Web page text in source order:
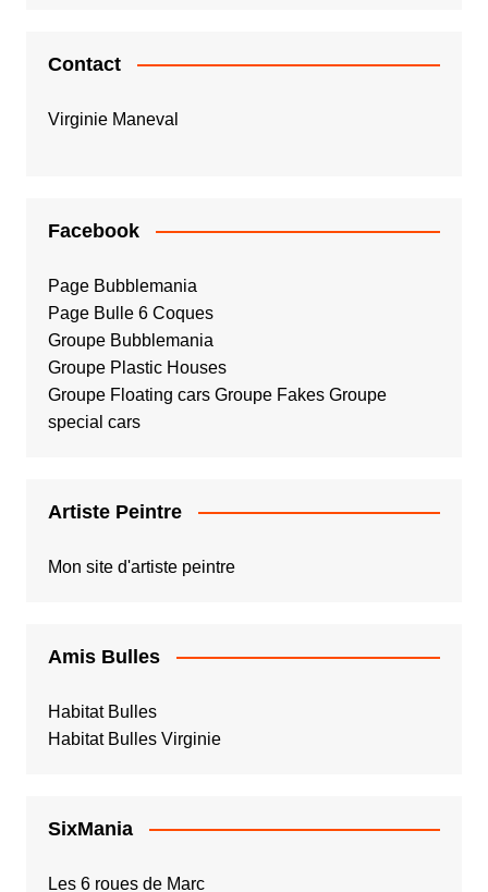
Contact
Virginie Maneval
Facebook
Page Bubblemania
Page Bulle 6 Coques
Groupe Bubblemania
Groupe Plastic Houses
Groupe Floating cars Groupe Fakes Groupe
special cars
Artiste Peintre
Mon site d'artiste peintre
Amis Bulles
Habitat Bulles
Habitat Bulles Virginie
SixMania
Les 6 roues de Marc